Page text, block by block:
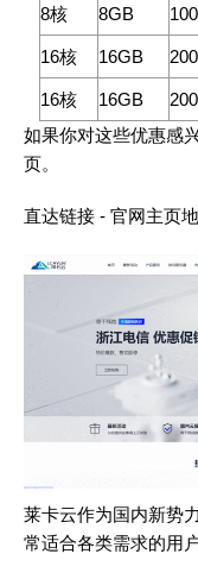
8核 8GB
16核 16GB
16核 16GB
如果你对这些优惠感
页。
直达链接 - 官网主页
莱卡云作为国内新势
常适合各类需求的用户